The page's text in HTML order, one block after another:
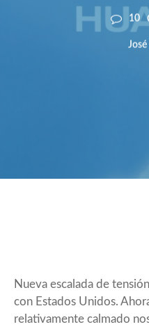
10
José
Nueva escalada de
con Estados Unidos.
relativamente calmado